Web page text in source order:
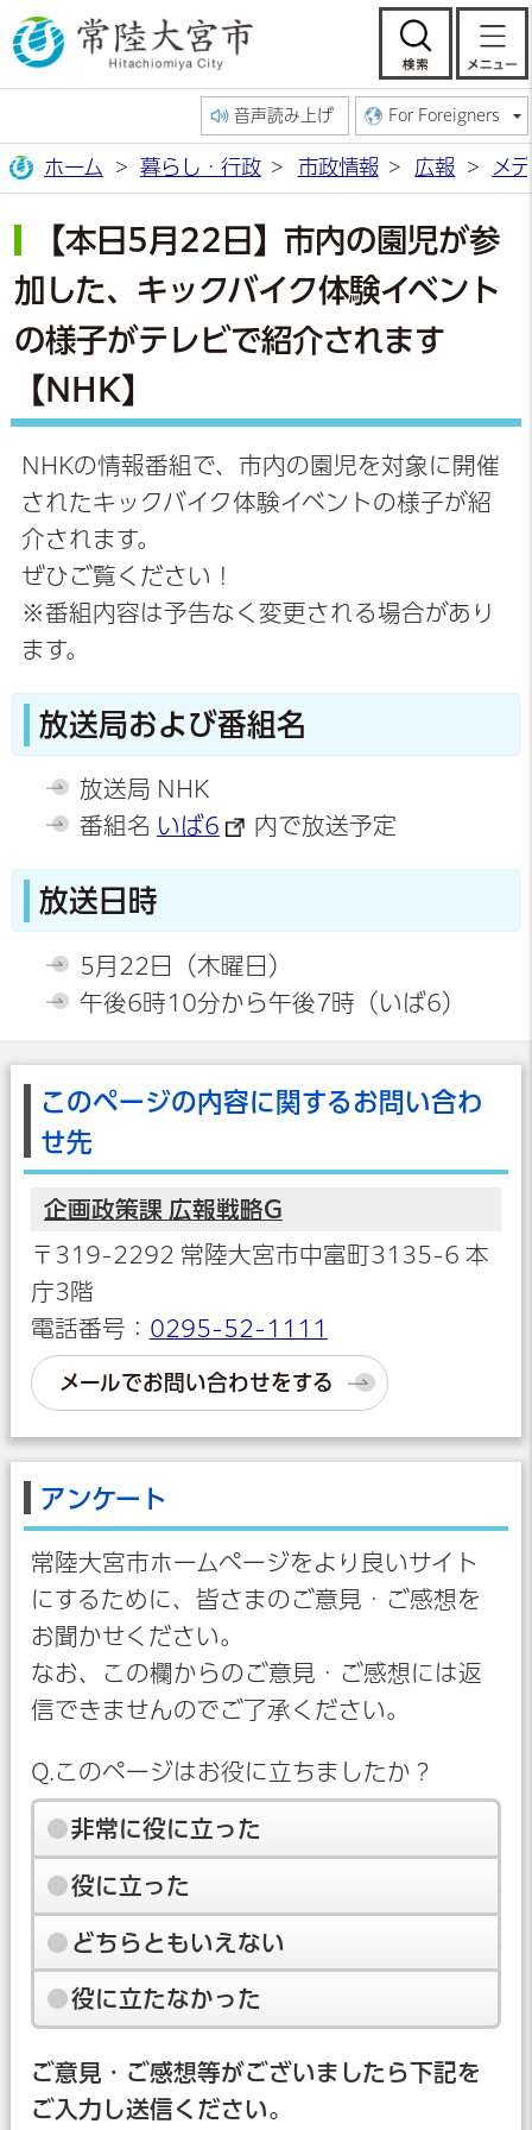
常陸大宮市公
検
音声読み上げ For Foreigners
ホーム 暮らし・行政 市政情報 広報 メ
【本日5月22日】市内の園児が参
加した、キックバイク体験イベント
の様子がテレビで紹介されます
【NHK】
NHKの情報番組で、市内の園児を対象に開催
されたキックバイク体験イベントの様子が紹
介されます。
ぜひご覧ください！
※番組内容は予告なく 変更される場合があり
ます。
放送局および番組名
放送局 NHK
番組名 いば6 内で放送予定
放送日時
5月22日（木曜日）
午後6時10分から午後7時（いば6）
このページの内容に関するお問い合わ
せ先
企画政策課 広報戦略G
〒319-2292 常陸大宮市中富町3135-6 本
庁3階
電話番号： 0295-52-1111
メールでお問い合わせをする
アンケート
常陸大宮市ホームページをより良いサイト
にするために、皆さまのご意見・ご感想を
お聞かせください。
なお、この欄からのご意見・ご感想には返
信できませんのでご了承ください。
Q.このページはお役に立ちましたか？
非常に役に立った
役に立った
どちらともいえない
役に立たなかった
ご意見・ご感想等がございましたら下記を
ご入力し送信ください。